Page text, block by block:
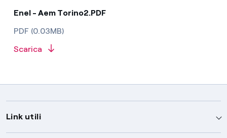
Enel - Aem Torino2.PDF
PDF (0.03MB)
Scarica
Link utili